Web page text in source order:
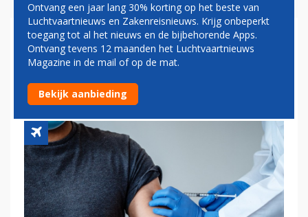
FRANKRIJK VACCINEERT
VLIEGEND PERSONEEL MET
VOORRANG
Ontvang een jaar lang 30% korting op het beste van
Luchtvaartnieuws en Zakenreisnieuws. Krijg onbeperkt
toegang tot al het nieuws en de bijbehorende Apps.
Ontvang tevens 12 maanden het Luchtvaartnieuws
Magazine in de mail of op de mat.
Bekijk aanbieding